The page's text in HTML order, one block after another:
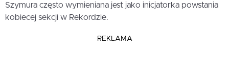
Szymura często wymieniana jest jako inicjatorka powstania
kobiecej sekcji w Rekordzie.
REKLAMA